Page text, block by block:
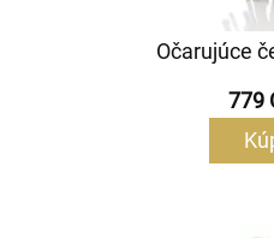
Očarujúce
779